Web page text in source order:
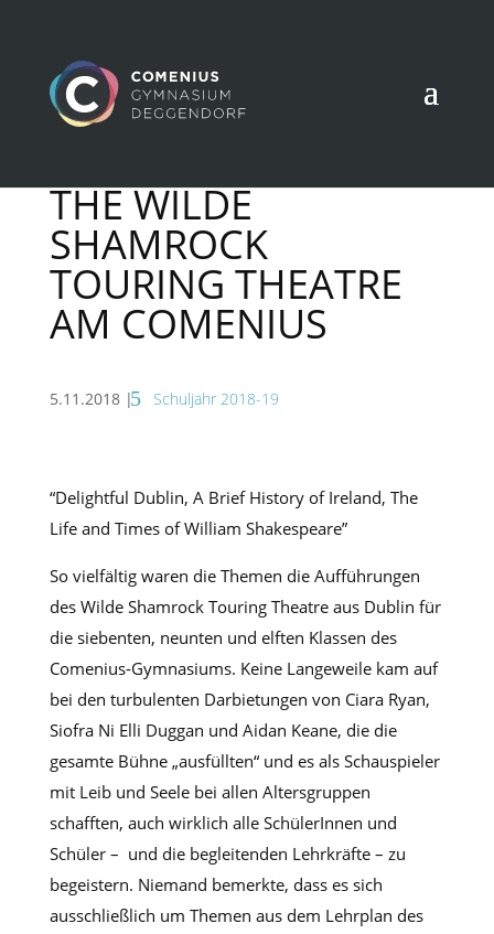
THE WILDE
SHAMROCK
TOURING THEATRE
AM COMENIUS
5.11.2018| Schuljahr 2018-19
“Delightful Dublin, A Brief History of Ireland, The
Life and Times of William Shakespeare”
So vielfältig waren die Themen die Aufführungen
des Wilde Shamrock Touring Theatre aus Dublin für
die siebenten, neunten und elften Klassen des
Comenius-Gymnasiums. Keine Langeweile kam auf
bei den turbulenten Darbietungen von Ciara Ryan,
Siofra Ni Elli Duggan und Aidan Keane, die die
gesamte Bühne „ausfüllten“ und es als Schauspieler
mit Leib und Seele bei allen Altersgruppen
schafften, auch wirklich alle SchülerInnen und
Schüler – und die begleitenden Lehrkräfte – zu
begeistern. Niemand bemerkte, dass es sich
ausschließlich um Themen aus dem Lehrplan des